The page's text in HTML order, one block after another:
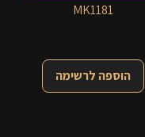
MK1181
הוספה לרשימה